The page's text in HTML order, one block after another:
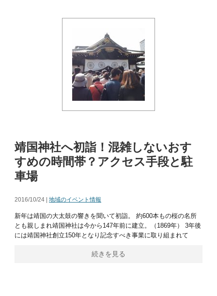
靖国神社へ初詣！混雑しないおす
すめの時間帯？アクセス手段と駐
車場
2016/10/24 | 地域のイベント情報
新年は靖国の大太鼓の響きを聞いて初詣。 約600本もの桜の名所
とも親しまれ靖国神社は今から147年前に建立。（1869年） 3年後
には靖国神社創立150年となり記念すべき事業に取り組まれて
続きを見る